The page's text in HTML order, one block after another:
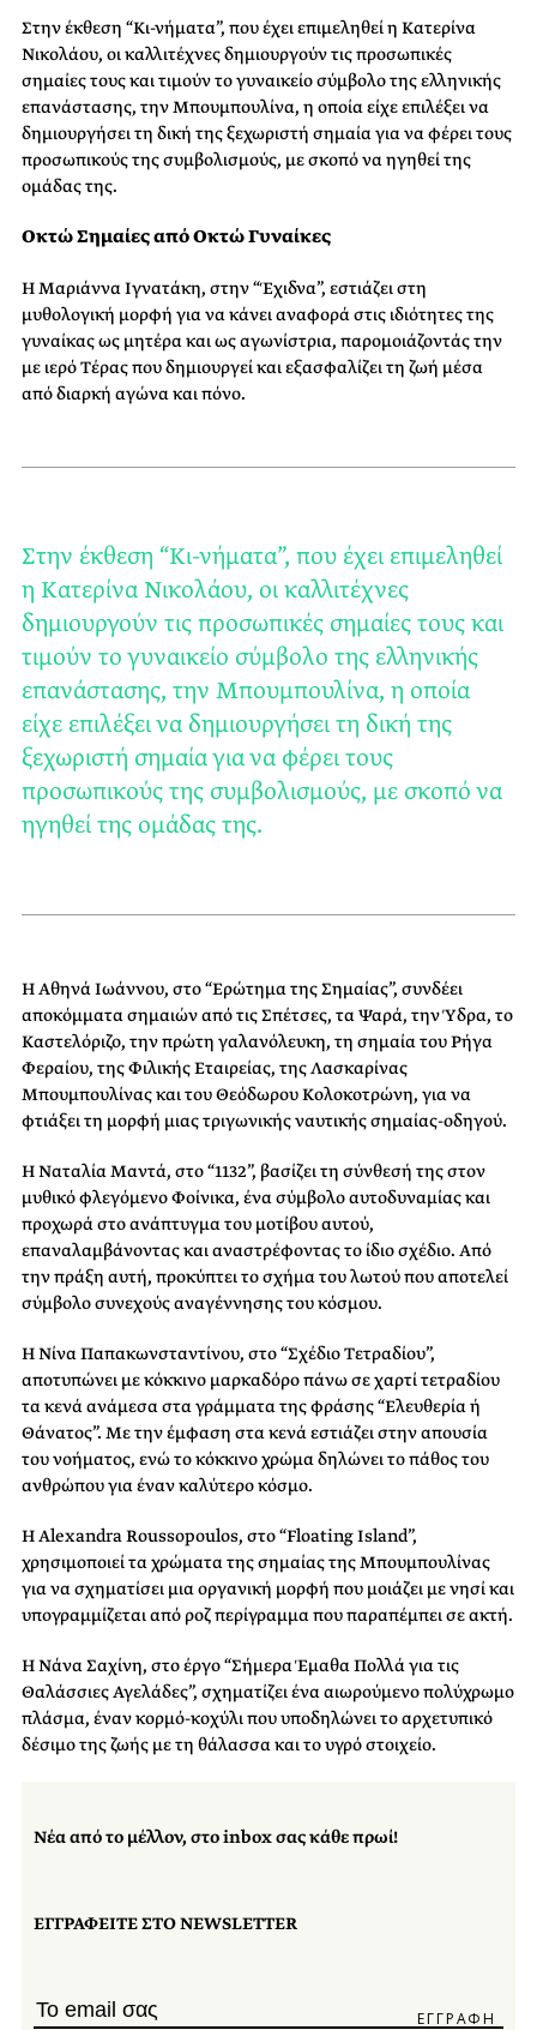
Στην έκθεση “Κι-νήματα”, που έχει επιμεληθεί η Κατερίνα
Νικολάου, οι καλλιτέχνες δημιουργούν τις προσωπικές
σημαίες τους και τιμούν το γυναικείο σύμβολο της ελληνικής
επανάστασης, την Μπουμπουλίνα, η οποία είχε επιλέξει να
δημιουργήσει τη δική της ξεχωριστή σημαία για να φέρει τους
προσωπικούς της συμβολισμούς, με σκοπό να ηγηθεί της
ομάδας της.
Οκτώ Σημαίες από Οκτώ Γυναίκες
Η Μαριάννα Ιγνατάκη, στην “Έχιδνα”, εστιάζει στη
μυθολογική μορφή για να κάνει αναφορά στις ιδιότητες της
γυναίκας ως μητέρα και ως αγωνίστρια, παρομοιάζοντάς την
με ιερό Τέρας που δημιουργεί και εξασφαλίζει τη ζωή μέσα
από διαρκή αγώνα και πόνο.
Στην έκθεση “Κι-νήματα”, που έχει επιμεληθεί
η Κατερίνα Νικολάου, οι καλλιτέχνες
δημιουργούν τις προσωπικές σημαίες τους και
τιμούν το γυναικείο σύμβολο της ελληνικής
επανάστασης, την Μπουμπουλίνα, η οποία
είχε επιλέξει να δημιουργήσει τη δική της
ξεχωριστή σημαία για να φέρει τους
προσωπικούς της συμβολισμούς, με σκοπό να
ηγηθεί της ομάδας της.
Η Αθηνά Ιωάννου, στο “Ερώτημα της Σημαίας”, συνδέει
αποκόμματα σημαιών από τις Σπέτσες, τα Ψαρά, την Ύδρα, το
Καστελόριζο, την πρώτη γαλανόλευκη, τη σημαία του Ρήγα
Φεραίου, της Φιλικής Εταιρείας, της Λασκαρίνας
Μπουμπουλίνας και του Θεόδωρου Κολοκοτρώνη, για να
φτιάξει τη μορφή μιας τριγωνικής ναυτικής σημαίας-οδηγού.
Η Ναταλία Μαντά, στο “1132”, βασίζει τη σύνθεσή της στον
μυθικό φλεγόμενο Φοίνικα, ένα σύμβολο αυτοδυναμίας και
προχωρά στο ανάπτυγμα του μοτίβου αυτού,
επαναλαμβάνοντας και αναστρέφοντας το ίδιο σχέδιο. Από
την πράξη αυτή, προκύπτει το σχήμα του λωτού που αποτελεί
σύμβολο συνεχούς αναγέννησης του κόσμου.
Η Νίνα Παπακωνσταντίνου, στο “Σχέδιο Τετραδίου”,
αποτυπώνει με κόκκινο μαρκαδόρο πάνω σε χαρτί τετραδίου
τα κενά ανάμεσα στα γράμματα της φράσης “Ελευθερία ή
Θάνατος”. Με την έμφαση στα κενά εστιάζει στην απουσία
του νοήματος, ενώ το κόκκινο χρώμα δηλώνει το πάθος του
ανθρώπου για έναν καλύτερο κόσμο.
Η Alexandra Roussopoulos, στο “Floating Island”,
χρησιμοποιεί τα χρώματα της σημαίας της Μπουμπουλίνας
για να σχηματίσει μια οργανική μορφή που μοιάζει με νησί και
υπογραμμίζεται από ροζ περίγραμμα που παραπέμπει σε ακτή.
Η Νάνα Σαχίνη, στο έργο “Σήμερα Έμαθα Πολλά για τις
Θαλάσσιες Αγελάδες”, σχηματίζει ένα αιωρούμενο πολύχρωμο
πλάσμα, έναν κορμό-κοχύλι που υποδηλώνει το αρχετυπικό
δέσιμο της ζωής με τη θάλασσα και το υγρό στοιχείο.
Νέα από το μέλλον, στο inbox σας κάθε πρωί!
ΕΓΓΡΑΦΕΙΤΕ ΣΤΟ NEWSLETTER